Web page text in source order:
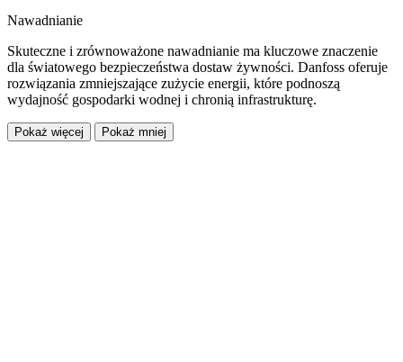
Nawadnianie
Skuteczne i zrównoważone nawadnianie ma kluczowe znaczenie
dla światowego bezpieczeństwa dostaw żywności. Danfoss oferuje
rozwiązania zmniejszające zużycie energii, które podnoszą
wydajność gospodarki wodnej i chronią infrastrukturę.
Pokaż więcej Pokaż mniej